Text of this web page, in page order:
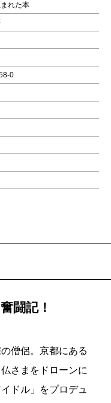
れた本
0
闘記！
僧侶。京都にある
さまをドローンに
ドル」をプロデュ